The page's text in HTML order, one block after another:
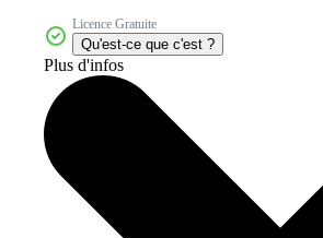
Licence Gratuite
Qu'est-ce que c'est ?
Plus d'infos